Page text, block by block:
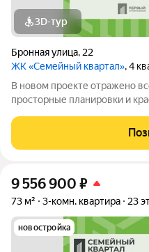
3D-тур
Бронная улица, 22
ЖК «Семейный квартал», 4
В новом проекте отражено
просторные планировки и
уютная придомовая
а также приятная
9 556 900 ₽
73 м² 3-комн. квартира 23
новостройка